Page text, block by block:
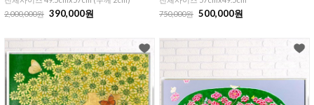
2,000,000원 390,000원
750,000원 500,000원